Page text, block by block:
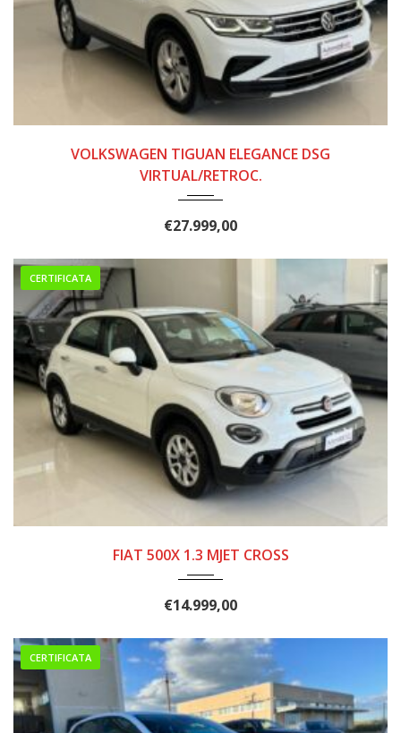
VOLKSWAGEN TIGUAN ELEGANCE DSG
VIRTUAL/RETROC.
€27.999,00
CERTIFICATA
FIAT 500X 1.3 MJET CROSS
€14.999,00
CERTIFICATA